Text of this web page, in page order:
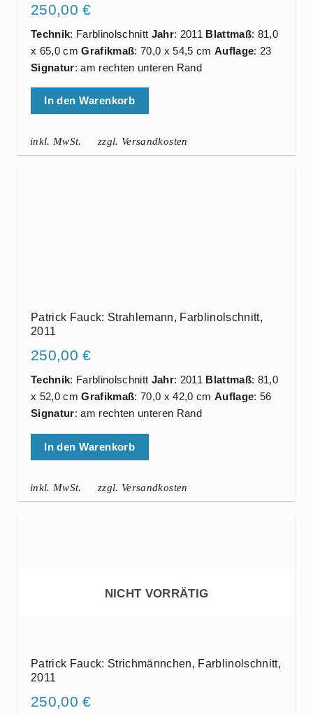
250,00€
Technik: Farblinolschnitt Jahr: 2011 Blattmaß: 81,0
x 65,0 cmGrafikmaß: 70,0 x 54,5 cmAuflage: 23
Signatur: am rechten unteren Rand
In den Warenkorb
inkl. MwSt. zzgl. Versandkosten
Patrick Fauck: Strahlemann, Farblinolschnitt,
2011
250,00€
Technik: Farblinolschnitt Jahr: 2011 Blattmaß: 81,0
x 52,0 cmGrafikmaß: 70,0 x 42,0 cmAuflage: 56
Signatur: am rechten unteren Rand
In den Warenkorb
inkl. MwSt. zzgl. Versandkosten
NICHT VORRÄTIG
Patrick Fauck: Strichmännchen, Farblinolschnitt,
2011
250,00€